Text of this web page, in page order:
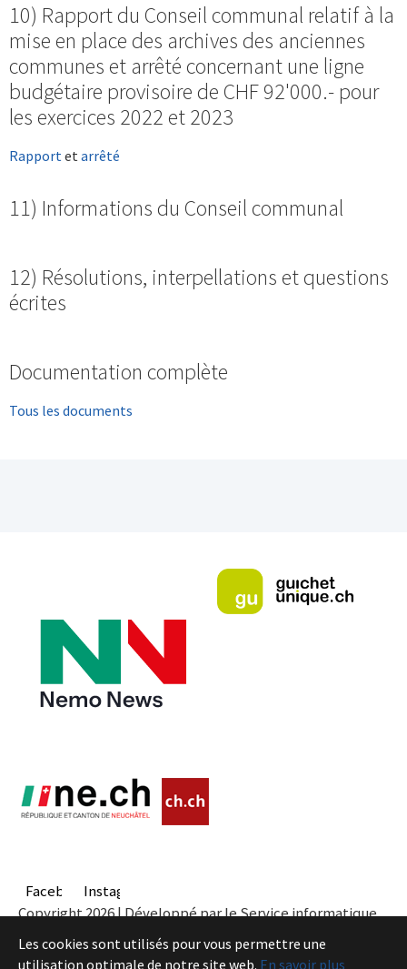
Les cookies sont utilisés pour vous permettre une
utilisation optimale de notre site web. En savoir plus
10) Rapport du Conseil communal relatif à la
mise en place des archives des anciennes
communes et arrêté concernant une ligne
budgétaire provisoire de CHF 92'000.- pour
les exercices 2022 et 2023
Rapportetarrêté
11) Informations du Conseil communal
12) Résolutions, interpellations et questions
écrites
Documentation complète
Tous les documents
FacebookInstagram
Copyright 2026 | Développé par le Service informatique
de l'Entité neuchâteloise |